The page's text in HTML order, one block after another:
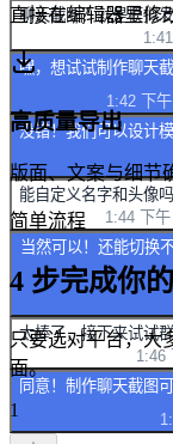
聊天截图？就是模拟
嘿，想试试制作聊天截
1:42 下午
没错！我们可以设计
能自定义名字和头像吗
1:44 下午
当然可以！还能切换
太棒了，接下来试试
1:46
同意！制作聊天截图
直接在编辑器里修
高质量导出
版面、文案与细节
简单流程
4 步完成你
只要选对平台，大
面。
1